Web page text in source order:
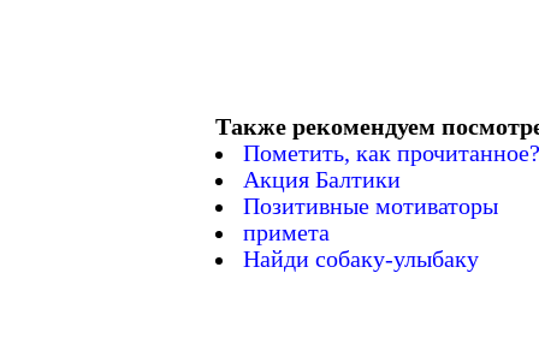
Также рекомендуем
Пометить, как прочитанное?
Акция Балтики
Позитивные мотиваторы
примета
Найди собаку-улыбаку